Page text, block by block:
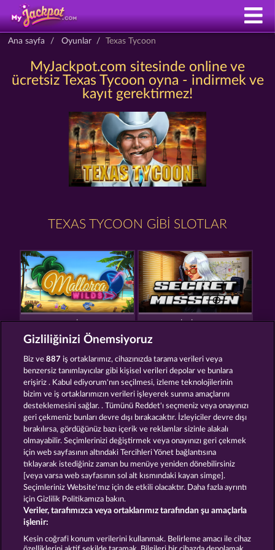
Ana sayfa Oyunlar Texas Tycoon
MyJackpot.com sitesinde online ve
ücretsiz Texas Tycoon oyna - indirmek ve
kayıt gerektirmez!
TEXAS TYCOON GIBI SLOTLAR
MALLORCA WILDS SECRET MISSION
SUPER PIGGY COINS PIGGY COLLECT MULTIPLY
Hüküm ve Koşullar Gizlilik Beyanı
Şirket SSS Sözlük Ortaklık programı
Facebook
İptal talebini gönder
Gizliliğinizi Önemsiyoruz
Biz ve887 iş ortaklarımız, cihazınızda tarama verileri veya
benzersiz tanımlayıcılar gibi kişisel verileri depolar ve bunlara
erişiriz . Kabul ediyorum'nın seçilmesi, izleme teknolojilerinin
bizim ve iş ortaklarımızın verileri işleyerek sunma amaçlarını
desteklemesini sağlar. . Tümünü Reddet'ı seçmeniz veya onayınızı
geri çekmeniz bunları devre dışı bırakacaktır. İzleyiciler devre dışı
bırakılırsa, gördüğünüz bazı içerik ve reklamlar sizinle alakalı
olmayabilir. Seçimlerinizi değiştirmek veya onayınızı geri çekmek
için web sayfasının altındaki Tercihleri Yönet bağlantısına
tıklayarak istediğiniz zaman bu menüye yeniden dönebilirsiniz
[veya varsa web sayfasının sol alt kısmındaki kayan simge].
Seçimleriniz Website'mız için de etkili olacaktır. Daha fazla ayrıntı
için Gizlilik Politikamıza bakın.
Veriler, tarafımızca veya ortaklarımız tarafından şu amaçlarla
işlenir:
Kesin coğrafi konum verilerini kullanmak. Belirleme amacı ile cihaz